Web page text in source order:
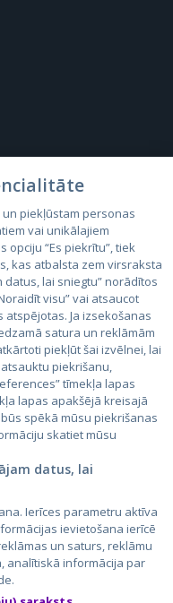
piekļūstam personas
vai unikālajiem
“Es piekrītu”, tiek
kas atbalsta zem virsraksta
lai sniegtu” norādītos
visu” vai atsaucot
Ja izsekošanas
satura un reklāmām
piekļūt šai izvēlnei, lai
piekrišanu,
tīmekļa lapas
lapas apakšējā kreisajā
spēkā mūsu piekrišanas
skatiet mūsu
datus, lai
Ierīces parametru aktīva
ievietošana ierīcē
un saturs, reklāmu
analītiskā informācija par